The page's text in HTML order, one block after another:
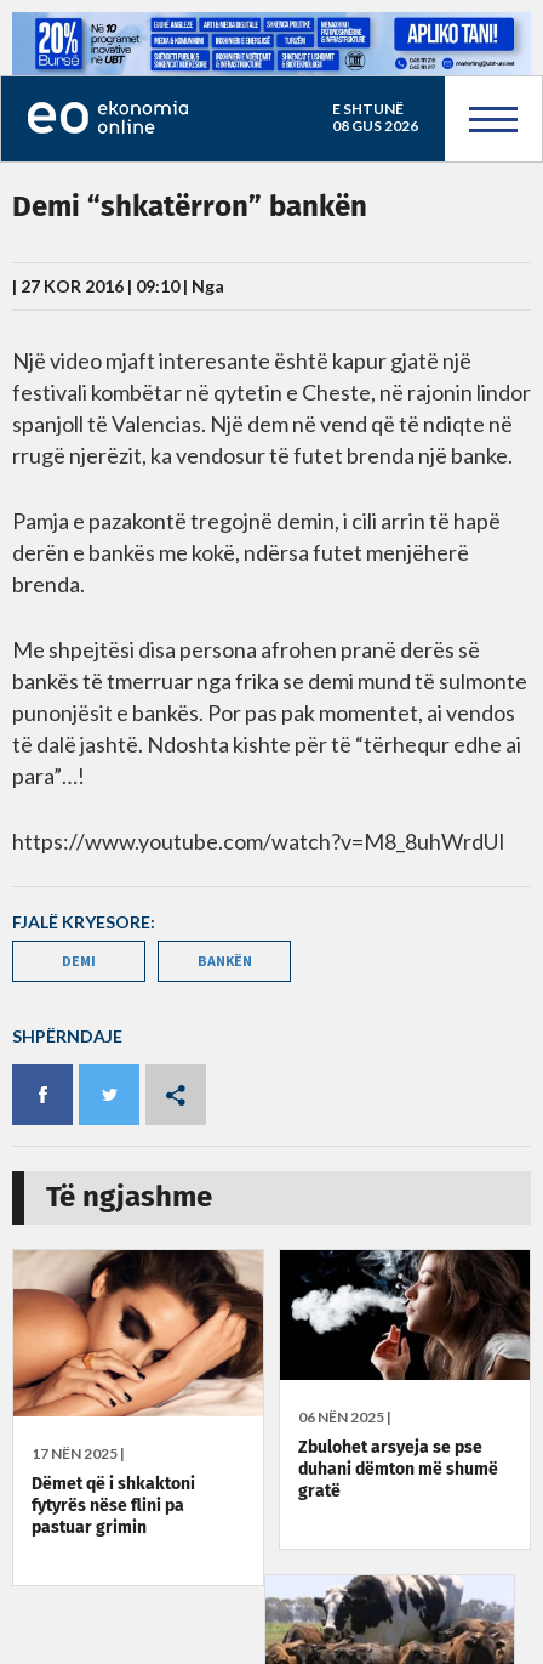
E SHTUNË
08 GUS 2026
Demi “shkatërron” bankën
| 27 KOR 2016 | 09:10 | Nga
Një video mjaft interesante është kapur gjatë një
festivali kombëtar në qytetin e Cheste, në rajonin lindor
spanjoll të Valencias. Një dem në vend që të ndiqte në
rrugë njerëzit, ka vendosur të futet brenda një banke.
Pamja e pazakontë tregojnë demin, i cili arrin të hapë
derën e bankës me kokë, ndërsa futet menjëherë
brenda.
Me shpejtësi disa persona afrohen pranë derës së
bankës të tmerruar nga frika se demi mund të sulmonte
punonjësit e bankës. Por pas pak momentet, ai vendos
të dalë jashtë. Ndoshta kishte për të “tërhequr edhe ai
para”…!
https://www.youtube.com/watch?v=M8_8uhWrdUI
FJALË KRYESORE:
DEMI BANKËN
SHPËRNDAJE
Të ngjashme
17 NËN 2025 |
Dëmet që i shkaktoni
fytyrës nëse flini pa
pastuar grimin
06 NËN 2025 |
Zbulohet arsyeja se pse
duhani dëmton më shumë
gratë